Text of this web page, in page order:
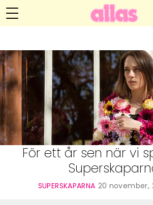
Hälsa
Relationer
Handarbete
Anna María Larssons blogg
Hem
Om Anna María
Kategorier
Arkiv
För ett år sen när vi
SUPERSKAPARNA 20 november,